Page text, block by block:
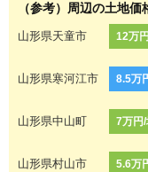
（参考）周辺の土地価
山形県天童市 12万
山形県寒河江市 8.5万
山形県中山町 7万円
山形県村山市 5.6万